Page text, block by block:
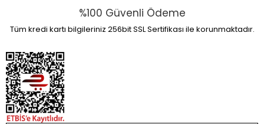
%100 Güvenli Ödeme
Tüm kredi kartı bilgileriniz 256bit SSL Sertifikası ile korunmaktadır.